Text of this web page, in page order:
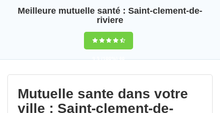
Meilleure mutuelle santé : Saint-clement-de-
riviere
9,5(100%)40
votes
Mutuelle sante dans votre
ville : Saint-clement-de-